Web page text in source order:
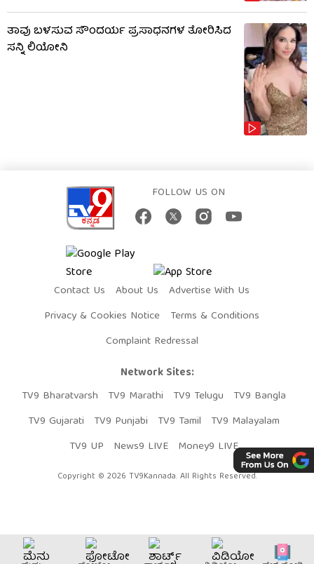
ತಾವು ಬಳಸುವ ಸೌಂದರ್ಯ ಪ್ರಸಾಧನಗಳ ತೋರಿಸಿದ
ಸನ್ನಿ ಲಿಯೋನಿ
FOLLOW US ON
Contact Us About Us
Advertise With Us
Privacy & Cookies Notice
Terms & Conditions
Complaint Redressal
Network Sites:
TV9 Bharatvarsh
TV9 Marathi TV9 Telugu
TV9 Bangla
TV9 Gujarati
TV9 Punjabi TV9 Tamil
TV9 Malayalam
TV9 UP
News9 LIVE Money9 LIVE
Copyright © 2026 TV9Kannada. All Rights Reserved.